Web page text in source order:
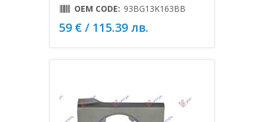
OEM CODE: 93BG13K163BB
59 € / 115.39 лв.